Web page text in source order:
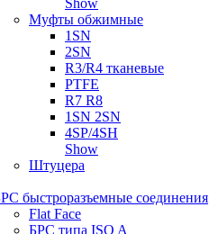
Show
Муфты обжимные
1SN
2SN
R3/R4 тканевые
PTFE
R7 R8
1SN 2SN
4SP/4SH
Show
Штуцера
быстроразъемные соединения
Flat Face
БРС типа ISO A